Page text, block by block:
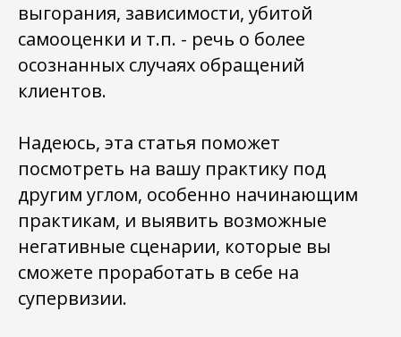
выгорания, зависимости, убитой
самооценки и т.п. - речь о более
осознанных случаях обращений
клиентов.
Надеюсь, эта статья поможет
посмотреть на вашу практику под
другим углом, особенно начинающим
практикам, и выявить возможные
негативные сценарии, которые вы
сможете проработать в себе на
супервизии.